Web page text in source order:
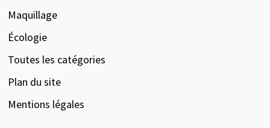
Maquillage
Écologie
Toutes les catégories
Plan du site
Mentions légales